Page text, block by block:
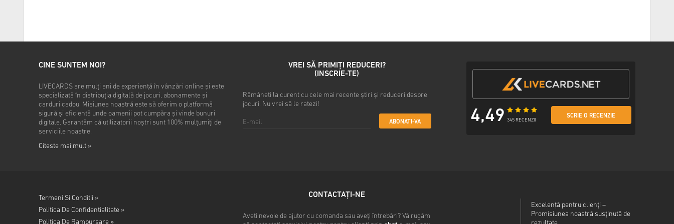
CINE SUNTEM NOI?
LIVECARDS are mulți ani de experiență în vânzări online și este
specializată în distribuția digitală de jocuri, abonamente și
carduri cadou. Misiunea noastră este să oferim o platformă
sigură și eficientă unde oamenii pot cumpăra și vinde bunuri
digitale. Garantăm că utilizatorii noștri sunt 100% mulțumiți de
serviciile noastre.
Citeste mai mult »
VREI SĂ PRIMIȚI REDUCERI?
(INSCRIE-TE)
Rămâneți la curent cu cele mai recente știri și reduceri despre
jocuri. Nu vrei să le ratezi!
ABONATI-VA 4,49 345 RECENZII
SCRIE O RECENZIE
Termeni Si Conditii »
Politica De Confidențialitate »
Politica De Rambursare »
CONTACTAȚI-NE
Aveți nevoie de ajutor cu comanda sau aveți întrebări? Vă rugăm
Excelență pentru clienți –
Promisiunea noastră susținută de